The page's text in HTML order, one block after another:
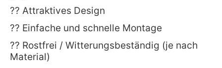
?? Attraktives Design
?? Einfache und schnelle Montage
?? Rostfrei / Witterungsbeständig (je nach
Material)